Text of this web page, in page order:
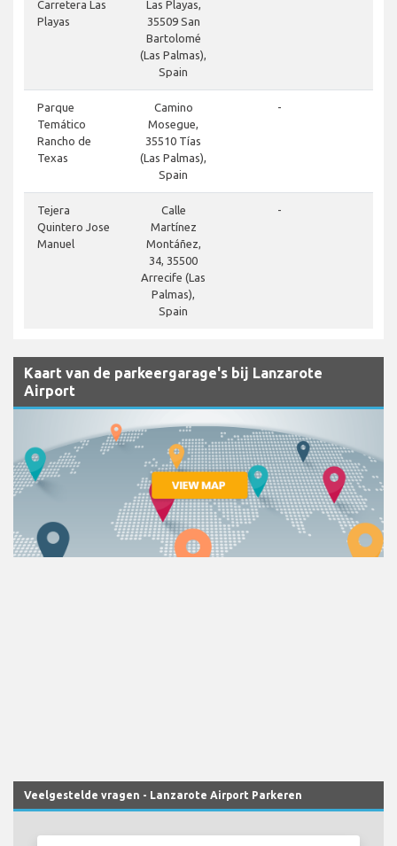
Carretera Las
Playas
Las Playas,
35509 San
Bartolomé
(Las Palmas),
Spain
Parque
Temático
Rancho de
Texas
Camino
Mosegue,
35510 Tías
(Las Palmas),
Spain
-
Tejera
Quintero Jose
Manuel
Calle
Martínez
Montáñez,
34, 35500
Arrecife (Las
Palmas),
Spain
-
Kaart van de parkeergarage's bij Lanzarote
Airport
Veelgestelde vragen - Lanzarote Airport Parkeren